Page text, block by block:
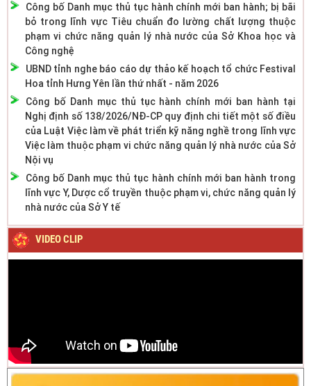
Công bố Danh mục thủ tục hành chính mới ban hành; bị bãi
bỏ trong lĩnh vực Tiêu chuẩn đo lường chất lượng thuộc
phạm vi chức năng quản lý nhà nước của Sở Khoa học và
Công nghệ
UBND tỉnh nghe báo cáo dự thảo kế hoạch tổ chức Festival
Hoa tỉnh Hưng Yên lần thứ nhất - năm 2026
Công bố Danh mục thủ tục hành chính mới ban hành tại
Nghị định số 138/2026/NĐ-CP quy định chi tiết một số điều
của Luật Việc làm về phát triển kỹ năng nghề trong lĩnh vực
Việc làm thuộc phạm vi chức năng quản lý nhà nước của Sở
Nội vụ
Công bố Danh mục thủ tục hành chính mới ban hành trong
lĩnh vực Y, Dược cổ truyền thuộc phạm vi, chức năng quản lý
nhà nước của Sở Y tế
VIDEO CLIP